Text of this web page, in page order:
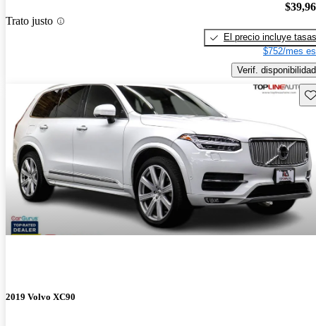
Trato justo
El precio incluye tasas
$752/mes
Verif. disponibilidad
2019 Volvo XC90